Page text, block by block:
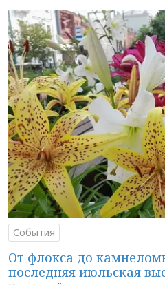
События
От флокса до
последняя июльская